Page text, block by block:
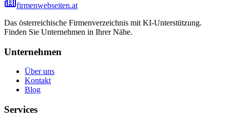
firmenwebseiten.at
Das österreichische Firmenverzeichnis mit KI-Unterstützung.
Finden Sie Unternehmen in Ihrer Nähe.
Unternehmen
Über uns
Kontakt
Blog
Services